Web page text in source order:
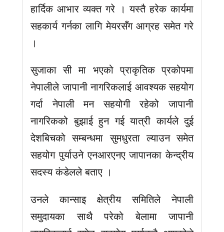
हार्दिक आभार व्यक्त गरे । यस्तै हरेक कार्यमा
सहकार्य गर्नका लागि मेयरसँग आग्रह समेत गरे
।
सुजाका सी मा भएको प्राकृतिक प्रकोपमा
नेपालीले जापानी नागरिकलाई आवश्यक सहयोग
गर्दा नेपाली मन सहयोगी रहेको जापानी
नागरिकको बुझाई हुन गई यात्री कार्यले दुई
देशबिचको सम्बन्धमा सुमधुरता ल्याउन समेत
सहयोग पुर्याउने एनआरएनए जापानका केन्द्रीय
सदस्य कंडेलले बताए ।
उनले कान्साइ क्षेत्रीय समितिले नेपाली
समुदायका साथै परेको बेलामा जापानी